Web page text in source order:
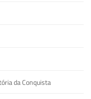
da Conquista